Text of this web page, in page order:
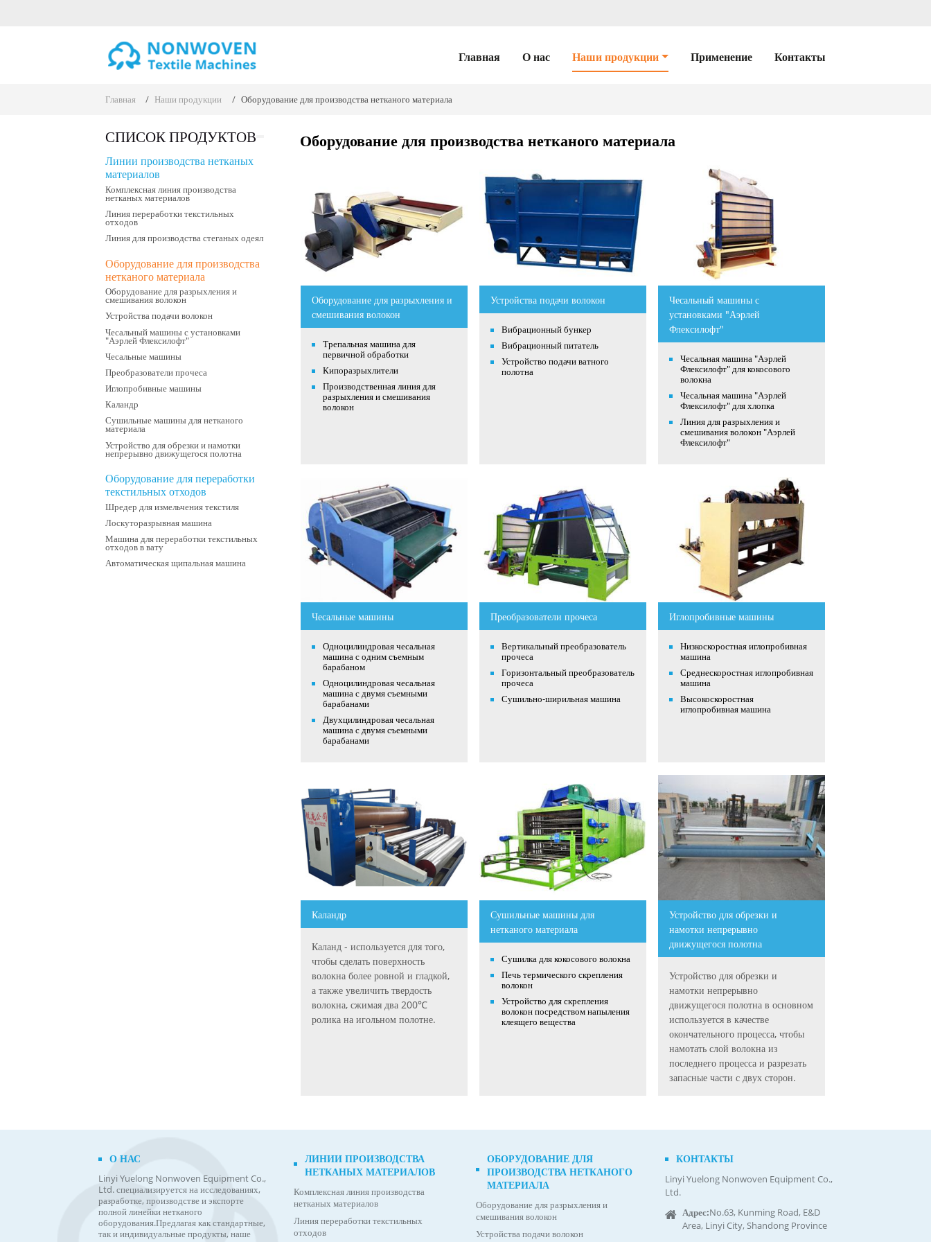
Главная О нас Наши продукции Применение Контакты
Главная Наши продукции Оборудование для производства нетканого материала
Оборудование для производства нетканого материала
Оборудование для разрыхления и
смешивания волокон
Трепальная машина для
первичной обработки
Кипоразрыхлители
Производственная линия для
разрыхления и смешивания
волокон
Устройства подачи волокон
Вибрационный бункер
Вибрационный питатель
Устройство подачи ватного
полотна
Чесальный машины с
установками "Аэрлей
Флексилофт"
Чесальная машина "Аэрлей
Флексилофт" для кокосового
волокна
Чесальная машина "Аэрлей
Флексилофт" для хлопка
Линия для разрыхления и
смешивания волокон "Аэрлей
Флексилофт"
Чесальные машины
Одноцилиндровая чесальная
машина с одним съемным
барабаном
Одноцилиндровая чесальная
машина с двумя съемными
барабанами
Двухцилиндровая чесальная
машина с двумя съемными
барабанами
Преобразователи прочеса
Вертикальный преобразователь
прочеса
Горизонтальный преобразователь
прочеса
Сушильно-ширильная машина
Иглопробивные машины
Низкоскоростная иглопробивная
машина
Среднескоростная иглопробивная
машина
Высокоскоростная
иглопробивная машина
Каландр
Каланд - используется для того,
чтобы сделать поверхность
волокна более ровной и гладкой,
а также увеличить твердость
волокна, сжимая два 200℃
ролика на игольном полотне.
Сушильные машины для
нетканого материала
Сушилка для кокосового волокна
Печь термического скрепления
волокон
Устройство для скрепления
волокон посредством напыления
клеящего вещества
Устройство для обрезки и
намотки непрерывно
движущегося полотна
Устройство для обрезки и
намотки непрерывно
движущегося полотна в основном
используется в качестве
окончательного процесса, чтобы
намотать слой волокна из
последнего процесса и разрезать
запасные части с двух сторон.
СПИСОК ПРОДУКТОВ
Линии производства нетканых
материалов
Комплексная линия производства
нетканых материалов
Линия переработки текстильных
отходов
Линия для производства стеганых одеял
Оборудование для производства
нетканого материала
Оборудование для разрыхления и
смешивания волокон
Устройства подачи волокон
Чесальный машины с установками
"Аэрлей Флексилофт"
Чесальные машины
Преобразователи прочеса
Иглопробивные машины
Каландр
Сушильные машины для нетканого
материала
Устройство для обрезки и намотки
непрерывно движущегося полотна
Оборудование для переработки
текстильных отходов
Шредер для измельчения текстиля
Лоскуторазрывная машина
Машина для переработки текстильных
отходов в вату
Автоматическая щипальная машина
О НАС
Linyi Yuelong Nonwoven Equipment Co.,
Ltd. специализируется на исследованиях,
разработке, производстве и экспорте
полной линейки нетканого
оборудования.Предлагая как стандартные,
так и индивидуальные продукты, наше
ЛИНИИ ПРОИЗВОДСТВА
НЕТКАНЫХ МАТЕРИАЛОВ
Комплексная линия производства
нетканых материалов
Линия переработки текстильных
отходов
ОБОРУДОВАНИЕ ДЛЯ
ПРОИЗВОДСТВА НЕТКАНОГО
МАТЕРИАЛА
Оборудование для разрыхления и
смешивания волокон
Устройства подачи волокон
КОНТАКТЫ
Linyi Yuelong Nonwoven Equipment Co.,
Ltd.
Адрес:No.63, Kunming Road, E&D
Area, Linyi City, Shandong Province